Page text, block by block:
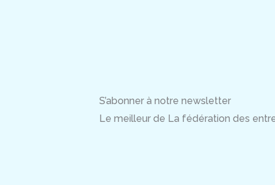
S’abonner à notre newsletter
Le meilleur de La fédération des